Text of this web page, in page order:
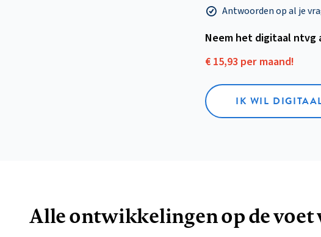
Antwoorden op al je
Neem het digitaal ntvg
€ 15,93 per maand!
IK WIL
Alle ontwikkelingen op de voet